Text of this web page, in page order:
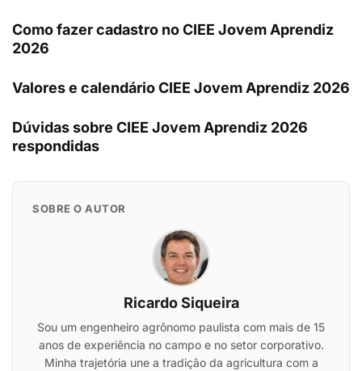
Como fazer cadastro no CIEE Jovem Aprendiz
2026
Valores e calendário CIEE Jovem Aprendiz 2026
Dúvidas sobre CIEE Jovem Aprendiz 2026
respondidas
SOBRE O AUTOR
Ricardo Siqueira
Sou um engenheiro agrônomo paulista com mais de 15
anos de experiência no campo e no setor corporativo.
Minha trajetória une a tradição da agricultura com a